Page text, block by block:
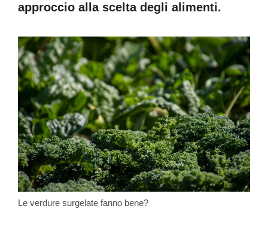
approccio alla scelta degli alimenti.
Le verdure surgelate fanno bene?